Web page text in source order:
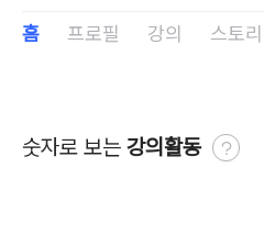
홈 프로필 강의 스토리
숫자로 보는 강의활동